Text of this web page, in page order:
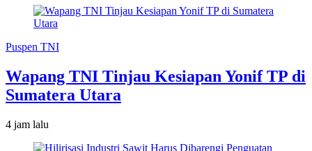
Puspen TNI
Wapang TNI Tinjau Kesiapan Yonif TP di
Sumatera Utara
4 jam lalu